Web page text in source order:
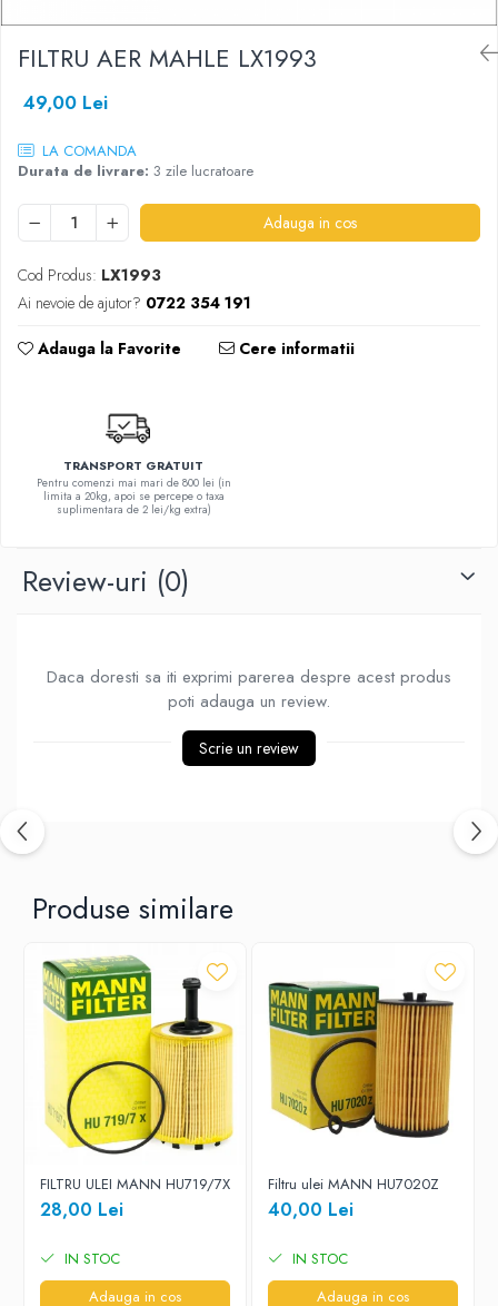
SHELL
USVO
FILTRU AER MAHLE LX1993
49,00 Lei
LA COMANDA
Durata de livrare: 3 zile lucratoare
Adauga in cos
Cod Produs: LX1993
Ai nevoie de ajutor? 0722 354 191
Adauga la Favorite Cere informatii
TRANSPORT GRATUIT
Pentru comenzi mai mari de 800 lei (in
limita a 20kg, apoi se percepe o taxa
suplimentara de 2 lei/kg extra)
Review-uri (0)
Daca doresti sa iti exprimi parerea despre acest produs
poti adauga un review.
Scrie un review
Produse similare
FILTRU ULEI MANN HU719/7X
28,00 Lei
IN STOC
Adauga in cos
Filtru ulei MANN HU7020Z
40,00 Lei
IN STOC
Adauga in cos